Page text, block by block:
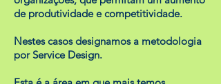
de produtividade e competitividade.
Nestes casos designamos a metodologia
por Service Design.